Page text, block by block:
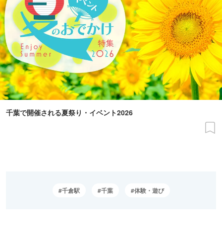
千葉で開催される夏祭り・イベント2026
千倉駅 千葉 体験・遊び